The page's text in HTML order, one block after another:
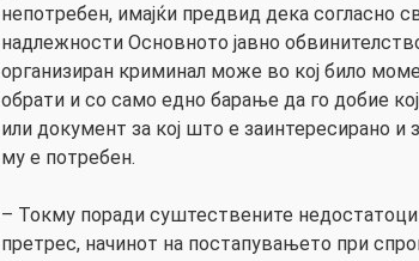
непотребен, имајќи предвид дека согласно
надлежности Основното јавно
организиран криминал може во кој било
обрати и со само едно барање да го добие
или документ за кој што е заинтересирано и
му е потребен.
– Токму поради суштествените недостатоци
претрес, начинот на постапувањето при